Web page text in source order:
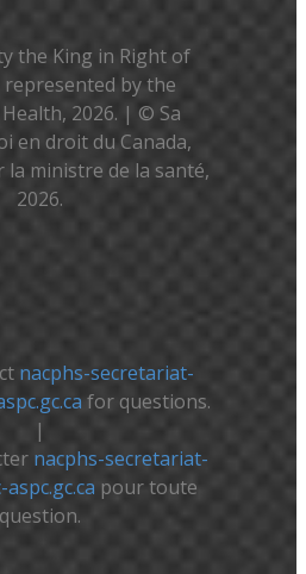
the King in Right of
represented by the
2026. | © Sa
en droit du Canada,
la ministre de la santé,
2026.
nacphs-secretariat-
for questions.
|
nacphs-secretariat-
pour toute
question.